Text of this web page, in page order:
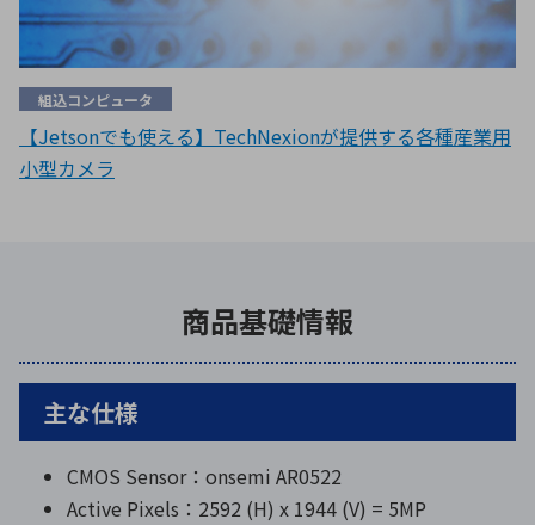
組込コンピュータ
【Jetsonでも使える】TechNexionが提供する各種産業用
小型カメラ
商品基礎情報
主な仕様
CMOS Sensor：onsemi AR0522
Active Pixels：2592 (H) x 1944 (V) = 5MP